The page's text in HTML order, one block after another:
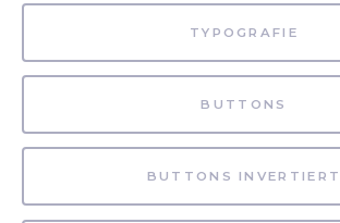
TYPOGRAFIE
BUTTONS
BUTTONS INVERTIERT